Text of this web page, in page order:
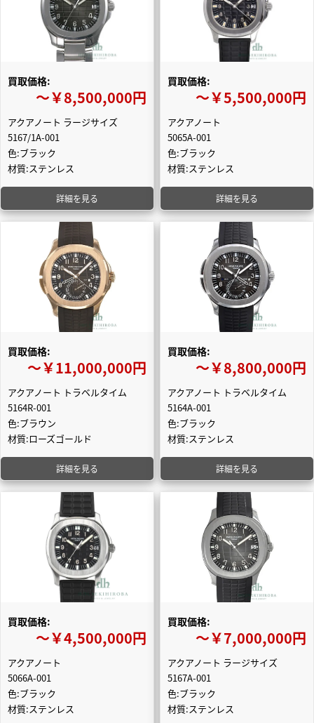
買取価格:
〜￥8,500,000円
アクアノート ラージサイズ
5167/1A-001
色:ブラック
材質:ステンレス
詳細を見る
買取価格:
〜￥5,500,000円
アクアノート
5065A-001
色:ブラック
材質:ステンレス
詳細を見る
買取価格:
〜￥11,000,000円
アクアノート トラベルタイム
5164R-001
色:ブラウン
材質:ローズゴールド
詳細を見る
買取価格:
〜￥8,800,000円
アクアノート トラベルタイム
5164A-001
色:ブラック
材質:ステンレス
詳細を見る
買取価格:
〜￥4,500,000円
アクアノート
5066A-001
色:ブラック
材質:ステンレス
買取価格:
〜￥7,000,000円
アクアノート ラージサイズ
5167A-001
色:ブラック
材質:ステンレス